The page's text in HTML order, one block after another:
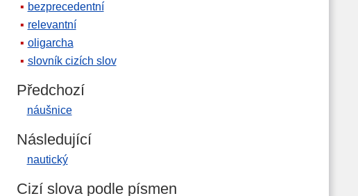
bezprecedentní
relevantní
oligarcha
slovník cizích slov
Předchozí
náušnice
Následující
nautický
Cizí slova podle písmen